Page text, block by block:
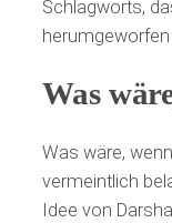
Schlagworts,
herumgeworfen
Was
Was wäre,
vermeintlich
Idee von